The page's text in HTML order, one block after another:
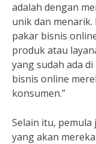
adalah dengan
unik dan
pakar bisnis
produk atau
yang sudah ada
bisnis online
konsumen.”
Selain itu,
yang akan